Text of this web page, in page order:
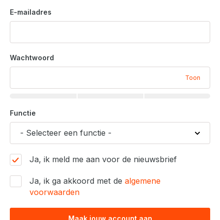
E-mailadres
Wachtwoord
Toon
Functie
Ja, ik meld me aan voor de nieuwsbrief
Ja, ik ga akkoord met de algemene
voorwaarden
Maak jouw account aan